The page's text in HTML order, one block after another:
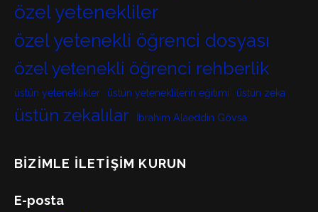
özel yetenekliler
özel yetenekli öğrenci dosyası
özel yetenekli öğrenci rehberlik
üstün yeteneklikler üstün yeteneklilerin eğitimi üstün zeka
üstün zekalılar İbrahim Alaeddin Gövsa
BIZIMLE İLETIŞIM KURUN
E-posta